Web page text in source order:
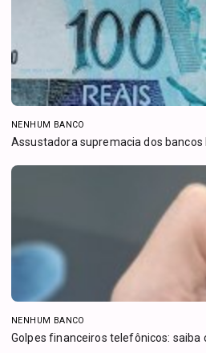
NENHUM BANCO
Assustadora supremacia dos bancos
NENHUM BANCO
Golpes financeiros telefônicos: saiba